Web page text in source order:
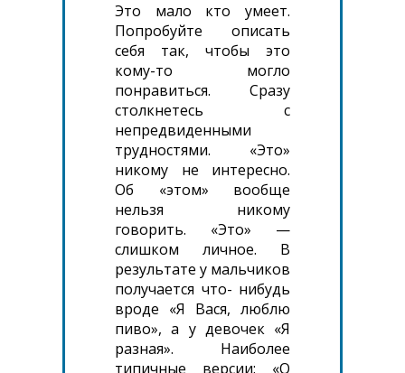
Это мало кто умеет.
Попробуйте описать
себя так, чтобы это
кому-то могло
понравиться. Сразу
столкнетесь с
непредвиденными
трудностями. «Это»
никому не интересно.
Об «этом» вообще
нельзя никому
говорить. «Это» —
слишком личное. В
результате у мальчиков
получается что- нибудь
вроде «Я Вася, люблю
пиво», а у девочек «Я
разная». Наиболее
типичные версии: «О